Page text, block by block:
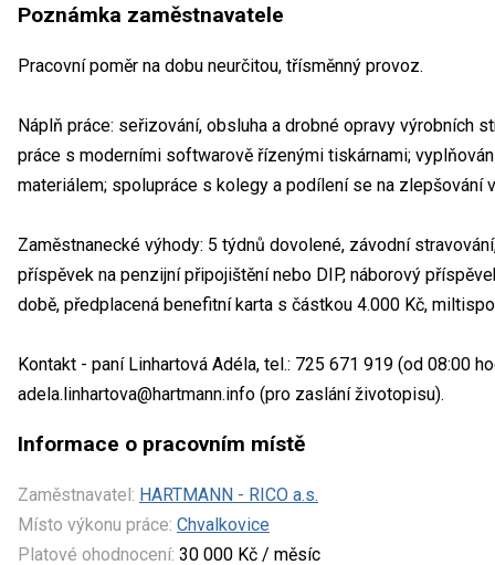
Poznámka zaměstnavatele
Pracovní poměr na dobu neurčitou, třísměnný provoz.
Náplň práce: seřizování, obsluha a drobné opravy výrobních
práce s moderními softwarově řízenými tiskárnami;
materiálem; spolupráce s kolegy a podílení se na zlepšování
Zaměstnanecké výhody: 5 týdnů dovolené, závodní
příspěvek na penzijní připojištění nebo DIP, náborový
době, předplacená benefitní karta s částkou 4.000 Kč,
Kontakt - paní Linhartová Adéla, tel.: 725 671 919 (od 08:00
adela.linhartova@hartmann.info (pro zaslání životopisu).
Informace o pracovním místě
Zaměstnavatel: HARTMANN - RICO a.s.
Místo výkonu práce: Chvalkovice
Platové ohodnocení: 30 000 Kč / měsíc